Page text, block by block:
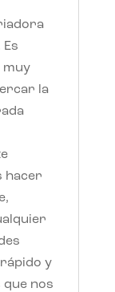
muy
la
hacer
y
que nos